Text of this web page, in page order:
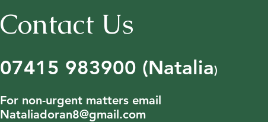
Contact Us
07415 983900 (Natalia)
For non-urgent matters email
Nataliadoran8@gmail.com